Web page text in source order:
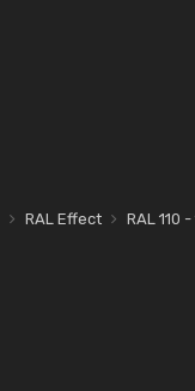
RAL Effect
RAL 110 -